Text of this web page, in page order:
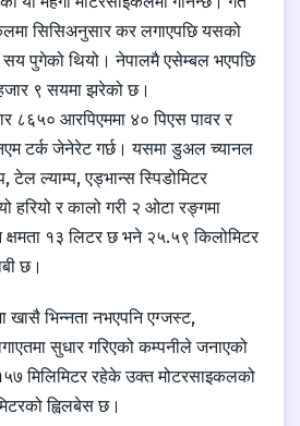
सिसिअनुसार कर लगाएपछि यसको
पुगेको थियो। नेपालमै एसेम्बल भएपछि
९ सयमा झरेको छ।
८६५० आरपिएममा ४० पिएस पावर र
टर्क जेनेरेट गर्छ। यसमा डुअल च्यानल
टेल ल्याम्प, एड्भान्स स्पिडोमिटर
हरियो र कालो गरी २ ओटा रङ्गमा
१३ लिटर छ भने २५.५९ किलोमिटर
छ।
खासै भिन्नता नभएपनि एग्जस्ट,
सुधार गरिएको कम्पनीले जनाएको
मिलिमिटर रहेके उक्त मोटरसाइकलको
ह्विलबेस छ।